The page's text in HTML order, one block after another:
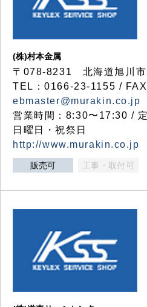
(株)村本金属
〒078-8231 北海道旭川市
TEL：0166-23-1155 /
ebmaster@murakin.co.jp
営業時間：8:30〜17:30 /
日曜日・祝祭日
http://www.murakin.co.jp
販売可 工事・取付可